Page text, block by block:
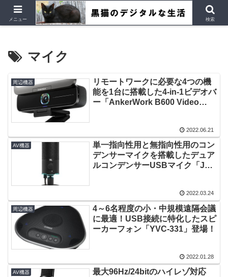
デジタルデバイス、Ubuntu など
マイク
周辺機器
リモートワークに必要な4つの機
能を1台に搭載した4-in-1ビデオバ
ー「AnkerWork B600 Video
2022.06.21
AV機器
単一指向性用と無指向性用のコン
デンサーマイクを搭載したデュア
ルコンデンサーUSBマイク「JBL
2022.03.24
周辺機器
4～6名程度の小・中規模遠隔会議
に最適！USB接続に特化したスピ
ーカーフォン「YVC-331」登場！
2022.01.28
AV機器
最大96Hz/24bitのハイレゾ対応
メニュー 検索